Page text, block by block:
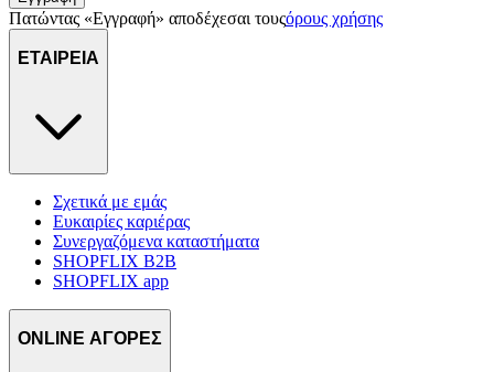
πληροφορίες σχετικά με την από μέρους σας χρήση της
τοποθεσίας μας στους συνεργάτες μέσων κοινωνικής
δικτύωσης, διαφημίσεων και ανάλυσης.
Πατώντας «Εγγραφή» αποδέχεσαι τουςόρους χρήσης
ΕΤΑΙΡΕΙΑ
Σχετικά με εμάς
Ευκαιρίες καριέρας
Συνεργαζόμενα καταστήματα
SHOPFLIX B2B
SHOPFLIX app
ONLINE ΑΓΟΡΕΣ